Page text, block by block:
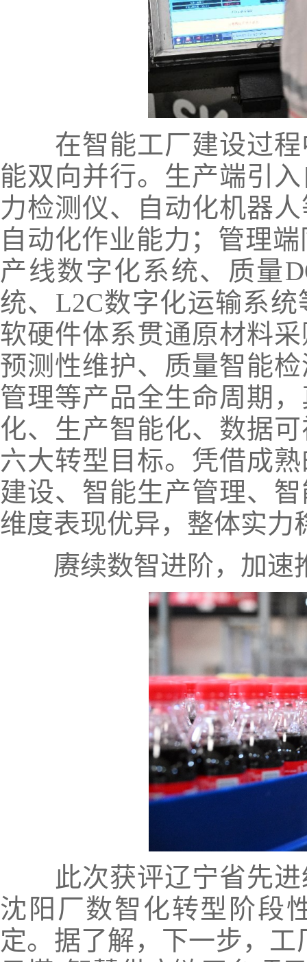
在智能工厂建设过程
能双向并行。生产端引
力检测仪、自动化机器
自动化作业能力；管理
产线数字化系统、质量
统、L2C数字化运输系
软硬件体系贯通原材料
预测性维护、质量智能
管理等产品全生命周期
化、生产智能化、数据
六大转型目标。凭借成
建设、智能生产管理、
维度表现优异，整体实力
赓续数智进阶，加速
此次获评辽宁省先进
沈阳厂数智化转型阶段
定。据了解，下一步，